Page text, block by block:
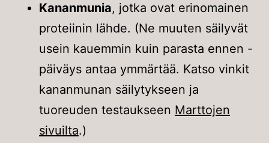
Kananmunia, jotka ovat erinomainen
proteiinin lähde. (Ne muuten säilyvät
usein kauemmin kuin parasta ennen -
päiväys antaa ymmärtää. Katso vinkit
kananmunan säilytykseen ja
tuoreuden testaukseen Marttojen
sivuilta.)